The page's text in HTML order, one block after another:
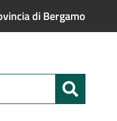
di Bergamo
Cerca
nel